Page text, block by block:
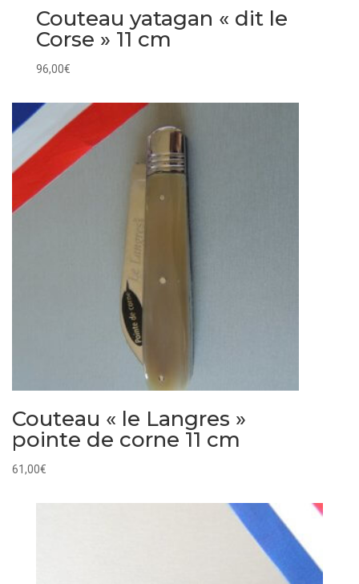
Couteau yatagan « dit le
Corse » 11 cm
96,00€
Couteau « le Langres »
pointe de corne 11 cm
61,00€